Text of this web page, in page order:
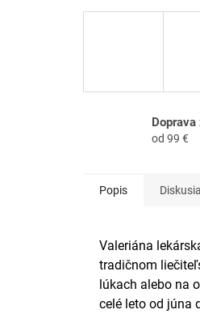
od 99 €
Popis Diskusia
Valeriána
tradičnom
lúkach alebo na
celé leto od júna